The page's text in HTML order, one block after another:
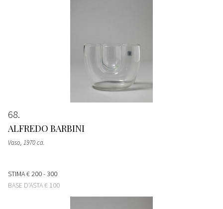
68
ALFREDO BARBINI
Vaso, 1970 ca.
STIMA€ 200 - 300
BASE D'ASTA€ 100